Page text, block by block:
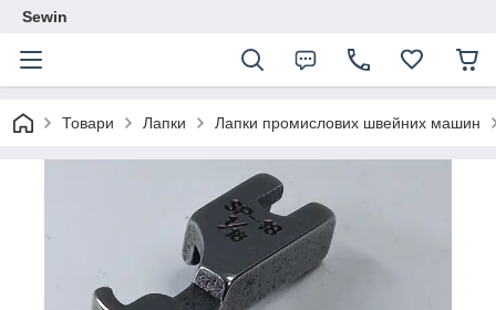
Sewin
Товари Лапки Лапки промислових швейних машин